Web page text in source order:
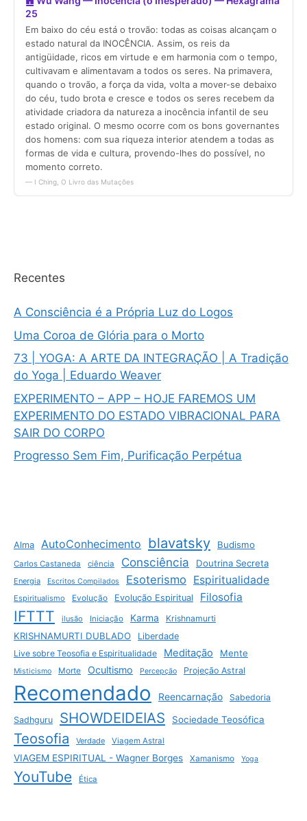
Recentes
A Consciência é a Própria Luz do Logos
Uma Coroa de Glória para o Morto
73 | YOGA: A ARTE DA INTEGRAÇÃO | A Tradição
do Yoga | Eduardo Weaver
EXPERIMENTO – APP – HOJE FAREMOS UM
EXPERIMENTO DO ESTADO VIBRACIONAL PARA
SAIR DO CORPO
Progresso Sem Fim, Purificação Perpétua
Alma AutoConhecimento blavatsky Budismo
Carlos Castaneda ciência Consciência Doutrina Secreta
Energia Escritos Compilados Esoterismo Espiritualidade
Espiritualismo Evolução Evolução Espiritual Filosofia
IFTTT ilusão Iniciação Karma Krishnamurti
KRISHNAMURTI DUBLADO
Liberdade
Live sobre Teosofia e Espiritualidade
Meditação Mente
Misticismo Morte Ocultismo Percepção Projeção Astral
Recomendado Reencarnação Sabedoria
Sadhguru SHOWDEIDEIAS Sociedade Teosófica
Teosofia Verdade Viagem Astral
VIAGEM ESPIRITUAL - Wagner Borges Xamanismo Yoga
YouTube Ética